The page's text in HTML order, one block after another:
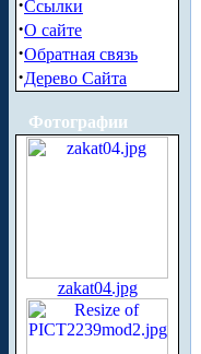
·Ссылки
·О сайте
·Обратная связь
·Дерево Сайта
Фотографии
zakat04.jpg